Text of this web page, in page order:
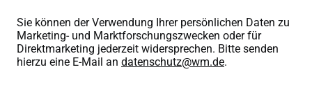
Sie können der Verwendung Ihrer persönlichen Daten zu
Marketing- und Marktforschungszwecken oder für
Direktmarketing jederzeit widersprechen. Bitte senden
hierzu eine E-Mail an datenschutz@wm.de.